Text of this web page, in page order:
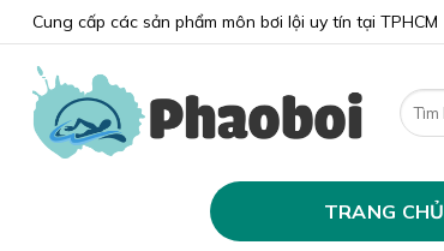
Skip
to
content
Cung cấp các sản phẩm môn bơi lội uy tín tại TPHCM
Search
for:
TRANG CHỦ